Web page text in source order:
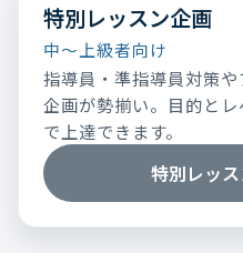
特別レッスン企画
中～上級者向け
指導員・準指導員対策
企画が勢揃い。目的と
で上達できます。
特別レッ